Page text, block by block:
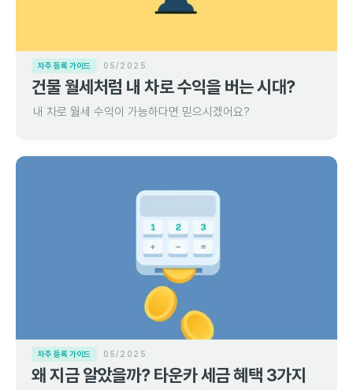
차주 등록 가이드 05/2025
건물 월세처럼 내 차로 수익을 버는 시대?
내 차로 월세 수익이 가능하다면 믿으시겠어요?
차주 등록 가이드 05/2025
왜 지금 알았을까? 타운카 세금 혜택 3가지